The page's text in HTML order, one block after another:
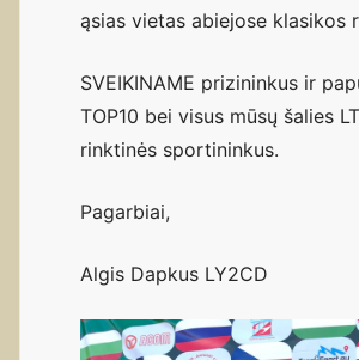
ąsias vietas abiejose klasikos
SVEIKINAME prizininkus ir
TOP10 bei visus mūsų šalies
rinktinės sportininkus.
Pagarbiai,
Algis Dapkus LY2CD